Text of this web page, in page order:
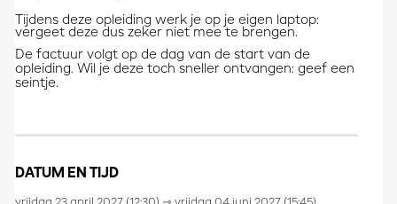
Tijdens deze opleiding werk je op je eigen laptop:
vergeet deze dus zeker niet mee te brengen.
De factuur volgt op de dag van de start van de
opleiding. Wil je deze toch sneller ontvangen: geef een
seintje.
DATUM EN TIJD